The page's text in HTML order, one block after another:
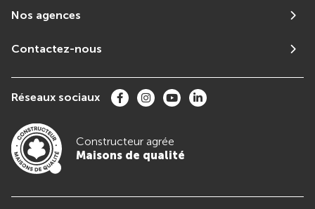
Nos agences
Contactez-nous
Réseaux sociaux
Constructeur agrée
Maisons de qualité